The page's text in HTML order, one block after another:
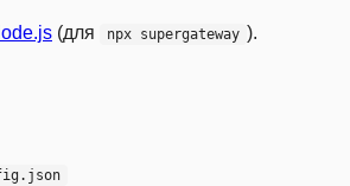
(для npx supergateway ).